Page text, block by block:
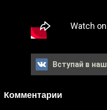
Вступай в
Комментарии